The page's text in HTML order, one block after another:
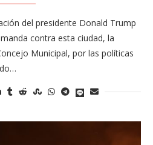
del presidente Donald Trump
contra esta ciudad, la
Municipal, por las políticas